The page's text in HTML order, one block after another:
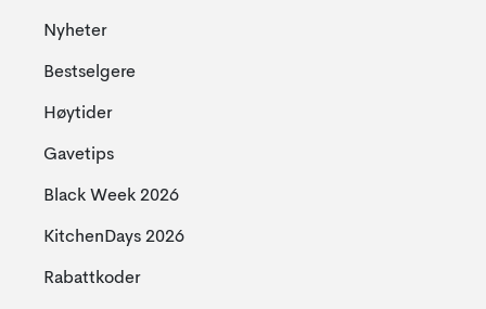
Nyheter
Bestselgere
Høytider
Gavetips
Black Week 2026
KitchenDays 2026
Rabattkoder